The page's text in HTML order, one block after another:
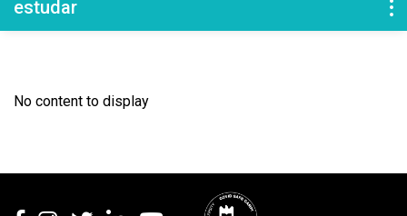
estudar
No content to display